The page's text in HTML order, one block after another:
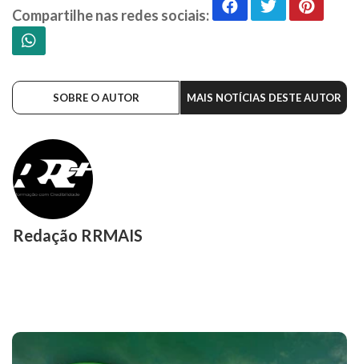
Compartilhe nas redes sociais:
SOBRE O AUTOR MAIS NOTÍCIAS DESTE AUTOR
Redação RRMAIS